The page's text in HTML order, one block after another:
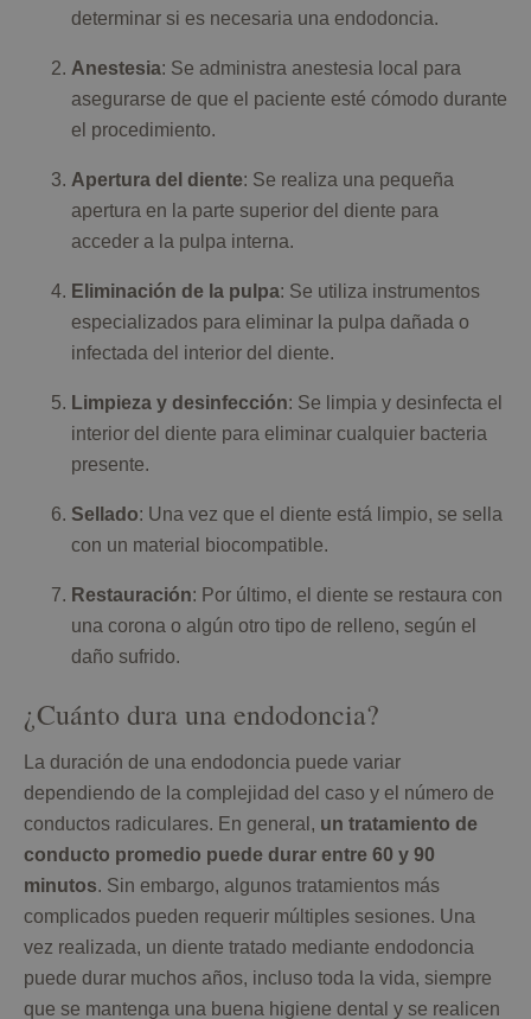
determinar si es necesaria una endodoncia.
Anestesia: Se administra anestesia local para
asegurarse de que el paciente esté cómodo durante
el procedimiento.
Apertura del diente: Se realiza una pequeña
apertura en la parte superior del diente para
acceder a la pulpa interna.
Eliminación de la pulpa: Se utiliza instrumentos
especializados para eliminar la pulpa dañada o
infectada del interior del diente.
Limpieza y desinfección: Se limpia y desinfecta el
interior del diente para eliminar cualquier bacteria
presente.
Sellado: Una vez que el diente está limpio, se sella
con un material biocompatible.
Restauración: Por último, el diente se restaura con
una corona o algún otro tipo de relleno, según el
daño sufrido.
¿Cuánto dura una endodoncia?
La duración de una endodoncia puede variar
dependiendo de la complejidad del caso y el número de
conductos radiculares. En general, un tratamiento de
conducto promedio puede durar entre 60 y 90
minutos. Sin embargo, algunos tratamientos más
complicados pueden requerir múltiples sesiones. Una
vez realizada, un diente tratado mediante endodoncia
puede durar muchos años, incluso toda la vida, siempre
que se mantenga una buena higiene dental y se realicen